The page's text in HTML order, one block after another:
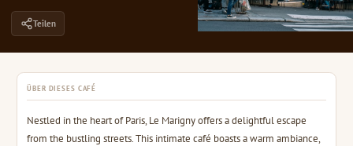
Teilen
ÜBER DIESES CAFÉ
Nestled in the heart of Paris, Le Marigny offers a delightful escape
from the bustling streets. This intimate café boasts a warm ambiance,